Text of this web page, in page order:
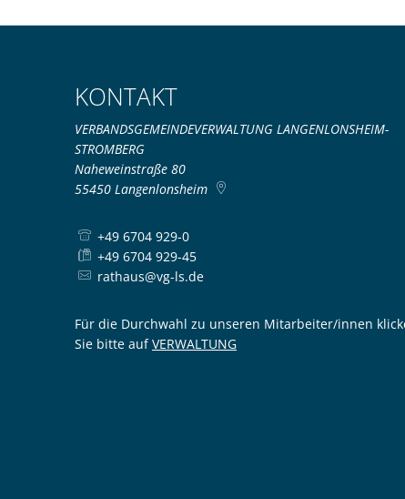
KONTAKT
VERBANDSGEMEINDEVERWALTUNG LANGENLONSHEIM-
STROMBERG
Naheweinstraße 80
55450 Langenlonsheim
+49 6704 929-0
+49 6704 929-45
rathaus@vg-ls.de
Für die Durchwahl zu unseren Mitarbeiter/innen
Sie bitte aufVERWALTUNG